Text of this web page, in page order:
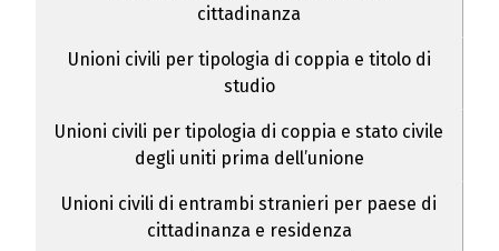
cittadinanza
Unioni civili per tipologia di coppia e titolo di
studio
Unioni civili per tipologia di coppia e stato civile
degli uniti prima dell’unione
Unioni civili di entrambi stranieri per paese di
cittadinanza e residenza